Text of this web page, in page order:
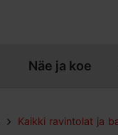
Näe ja koe
Kaikki ravintolat ja